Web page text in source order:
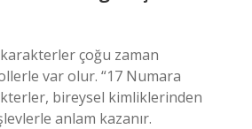
çoğu zaman
var olur. “17 Numara
bireysel kimliklerinden
anlam kazanır.